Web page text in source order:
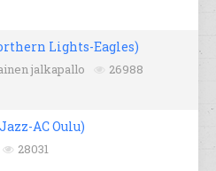
Lights-Eagles)
jalkapallo 26988
AC Oulu)
28031